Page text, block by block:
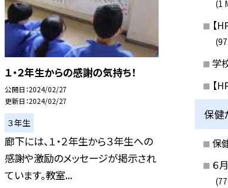
１・２年生からの感謝の気持ち！
公開日 2024/02/27
更新日 2024/02/27
３年生
廊下には、１・２年生から３年生への
感謝や激励のメッセージが掲示され
ています。教室...
(1
【
学
【
保健
保
６